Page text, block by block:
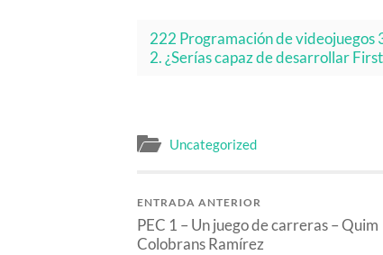
222 Programación de videojuegos
2. ¿Serías capaz de desarrollar
Uncategorized
ENTRADA ANTERIOR
PEC 1 – Un juego de carreras – Quim
Colobrans Ramírez